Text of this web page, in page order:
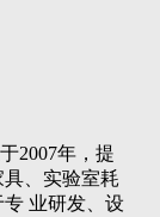
2007年，提
、实验室耗
业研发、设